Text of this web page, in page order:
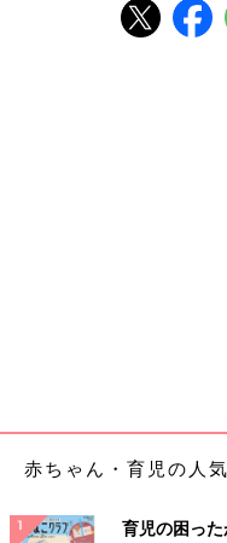
chichiu523さんはこちら
ムを買ったんだとか。
赤ちゃん・育児の人
育児の困っ